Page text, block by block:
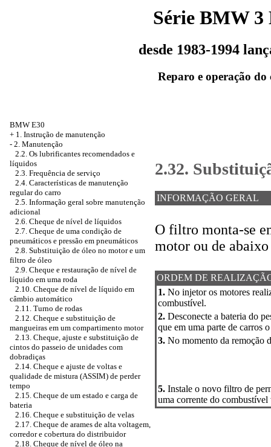
Série BMW 3
desde 1983-1994
Reparo e operação do
BMW E30
+ 1. Instrução de manutenção
- 2. Manutenção
2.2. Os lubrificantes recomendados e
líquidos
2.3. Frequência de serviço
2.4. Características de manutenção
regular do carro
2.5. Informação geral sobre manutenção
adicional
2.6. Cheque de nível de líquidos
2.7. Cheque de uma condição de
pneumáticos e pressão em pneumáticos
2.8. Substituição de óleo no motor e um
filtro de óleo
2.9. Cheque e restauração de nível de
líquido em uma roda
2.10. Cheque de nível de líquido em
câmbio automático
2.11. Turno de rodas
2.12. Cheque e substituição de
mangueiras em um compartimento motor
2.13. Cheque, ajuste e substituição de
cintos do passeio de unidades com
dobradiças
2.14. Cheque e ajuste de voltas e
qualidade de mistura (ASSIM) de perder
tempo
2.15. Cheque de um estado e carga de
bateria
2.16. Cheque e substituição de velas
2.17. Cheque de arames de alta voltagem,
corredor e cobertura do distribuidor
2.18. Cheque de nível de óleo na
2.32.
INFORMAÇÃO GERAL
O filtro monta-se
motor ou de
ORDEM DE
1. No injetor os motores
combustível.
2. Desconecte a bateria do
que em uma parte de carros
3. No momento da remoção
5. Instale o novo filtro de
uma corrente do